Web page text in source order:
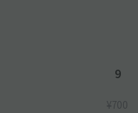
9
¥700